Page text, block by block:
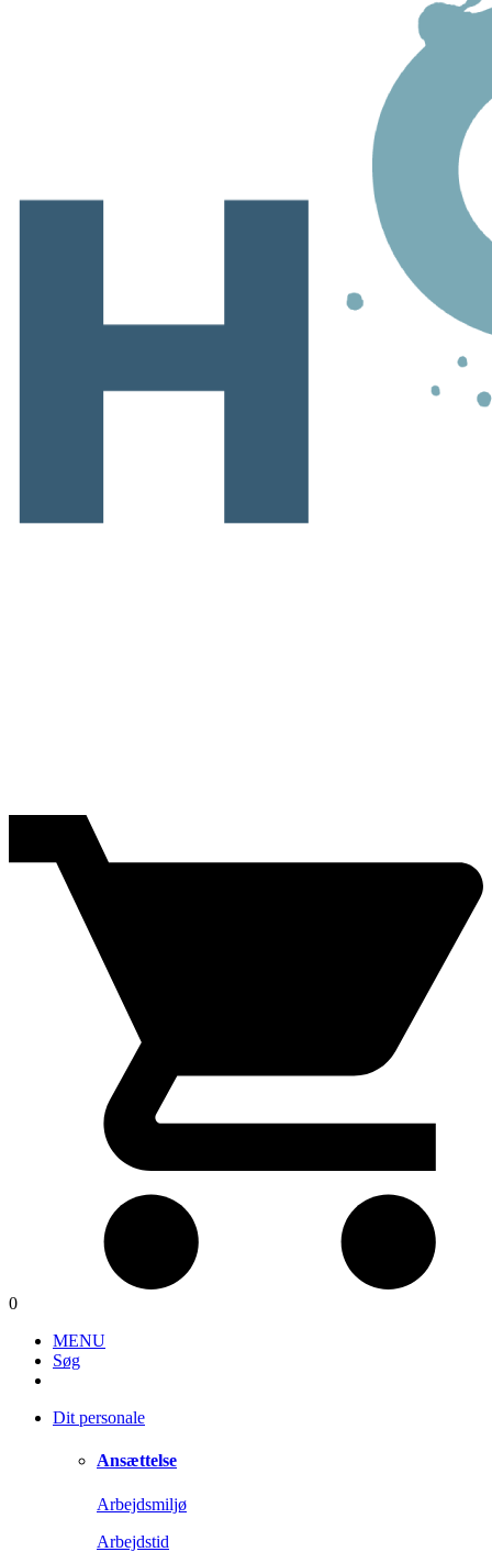
0
MENU
Søg
Dit personale
Ansættelse
Arbejdsmiljø
Arbejdstid